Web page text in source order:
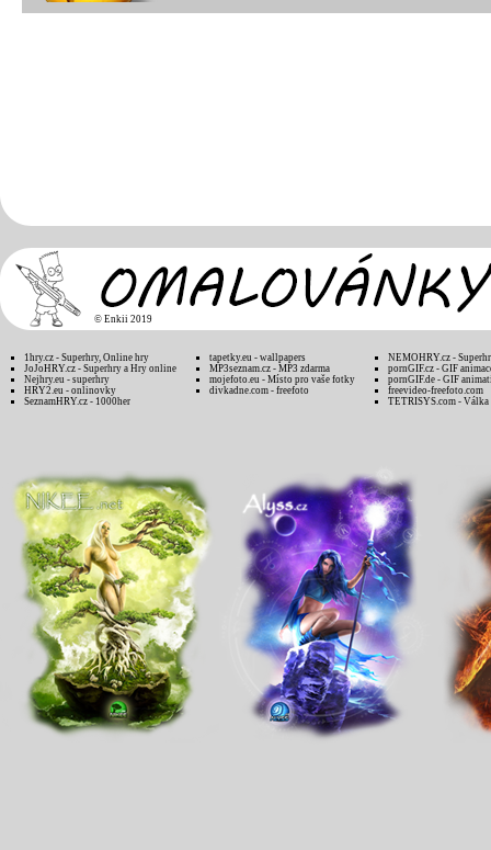
© Enkii 2019
1hry.cz - Superhry, Online hry
JoJoHRY.cz - Superhry a Hry online
Nejhry.eu - superhry
HRY2.eu - onlinovky
SeznamHRY.cz - 1000her
tapetky.eu - wallpapers
MP3seznam.cz - MP3 zdarma
mojefoto.eu - Místo pro vaše fotky
divkadne.com - freefoto
NEMOHRY.cz -
pornGIF.cz - GIF
pornGIF.de - GIF
freevideo-freefoto.com
TETRISYS.com - Válka